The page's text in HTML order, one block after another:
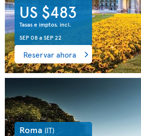
US $483
Tasas e imptos. incl.
SEP 08aSEP 22
Reservar ahora
Roma (IT)